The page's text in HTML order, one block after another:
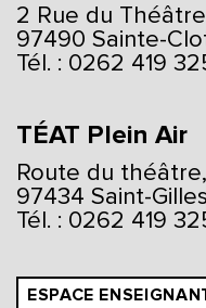
2 Rue du
97490 Sainte-
Tél. : 0262 419
TÉAT Plein Air
Route du théâtre,
97434 Saint-
Tél. : 0262 419
ESPACE